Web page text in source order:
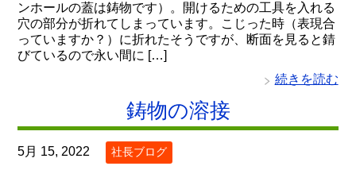
ンホールの蓋は鋳物です）。開けるための工具を入れる
穴の部分が折れてしまっています。こじった時（表現合
っていますか？）に折れたそうですが、断面を見ると錆
びているので永い間に […]
続きを読む
鋳物の溶接
5月 15, 2022 社長ブログ